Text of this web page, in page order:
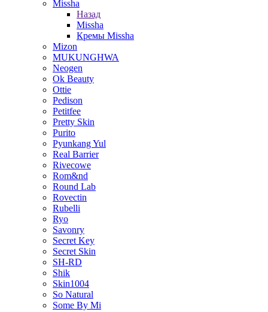
Missha
Назад
Missha
Кремы Missha
Mizon
MUKUNGHWA
Neogen
Ok Beauty
Ottie
Pedison
Petitfee
Pretty Skin
Purito
Pyunkang Yul
Real Barrier
Rivecowe
Rom&nd
Round Lab
Rovectin
Rubelli
Ryo
Savonry
Secret Key
Secret Skin
SH-RD
Shik
Skin1004
So Natural
Some By Mi